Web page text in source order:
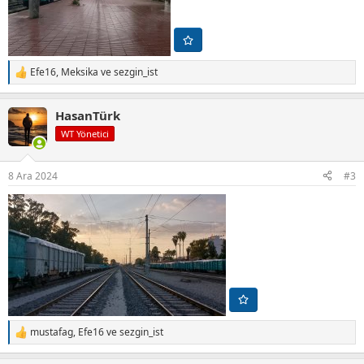
T
e
k
i
l
Efe16, Meksika vesezgin_ist
HasanTürk
WT Yönetici
8 Ara 2024 #3
T
e
mustafag, Efe16vesezgin_ist